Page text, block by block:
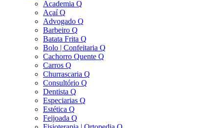
Academia Q
Açaí Q
Advogado Q
Barbeiro Q
Batata Frita Q
Bolo | Confeitaria Q
Cachorro Quente Q
Carros Q
Churrascaria Q
Consultório Q
Dentista Q
Especiarias Q
Estética Q
Feijoada Q